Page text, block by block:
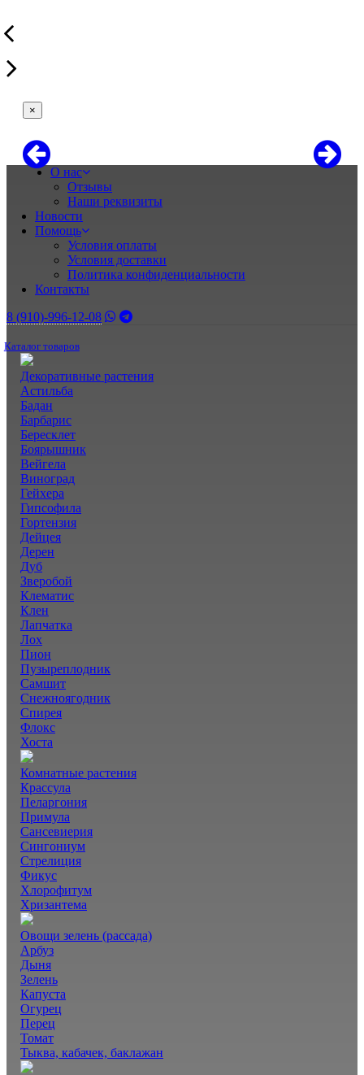
×
О нас
Отзывы
Наши реквизиты
Новости
Помощь
Условия оплаты
Условия доставки
Политика конфиденциальности
Контакты
8 (910)-996-12-08
Каталог товаров
Декоративные растения
Астильба
Бадан
Барбарис
Бересклет
Боярышник
Вейгела
Виноград
Гейхера
Гипсофила
Гортензия
Дейцея
Дерен
Дуб
Зверобой
Клематис
Клен
Лапчатка
Лох
Пион
Пузыреплодник
Самшит
Снежноягодник
Спирея
Флокс
Хоста
Комнатные растения
Крассула
Пеларгония
Примула
Сансевиерия
Сингониум
Стрелиция
Фикус
Хлорофитум
Хризантема
Овощи зелень (рассада)
Арбуз
Дыня
Зелень
Капуста
Огурец
Перец
Томат
Тыква, кабачек, баклажан